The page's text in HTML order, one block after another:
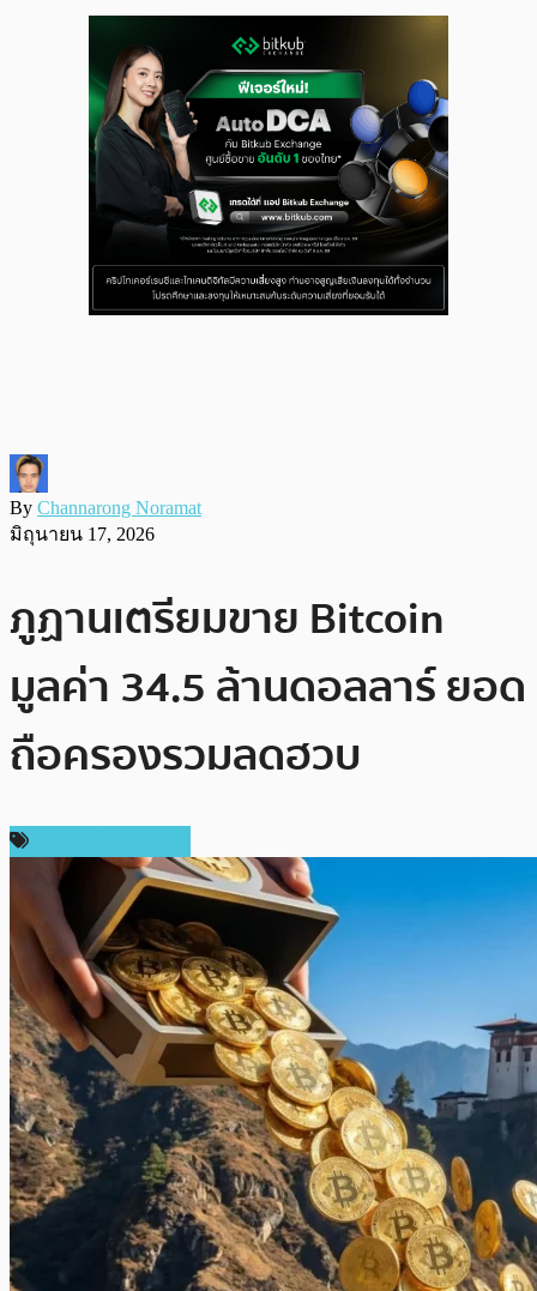
By Channarong Noramat
มิถุนายน 17, 2026
ภูฏานเตรียมขาย Bitcoin
มูลค่า 34.5 ล้านดอลลาร์ ยอด
ถือครองรวมลดฮวบ